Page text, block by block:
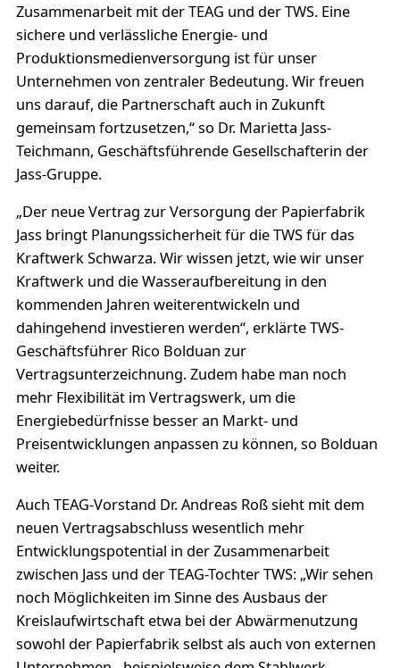
Zusammenarbeit mit der TEAG und der TWS. Eine
sichere und verlässliche Energie- und
Produktionsmedienversorgung ist für unser
Unternehmen von zentraler Bedeutung. Wir freuen
uns darauf, die Partnerschaft auch in Zukunft
gemeinsam fortzusetzen,“ so Dr. Marietta Jass-
Teichmann, Geschäftsführende Gesellschafterin der
Jass-Gruppe.
„Der neue Vertrag zur Versorgung der Papierfabrik
Jass bringt Planungssicherheit für die TWS für das
Kraftwerk Schwarza. Wir wissen jetzt, wie wir unser
Kraftwerk und die Wasseraufbereitung in den
kommenden Jahren weiterentwickeln und
dahingehend investieren werden“, erklärte TWS-
Geschäftsführer Rico Bolduan zur
Vertragsunterzeichnung. Zudem habe man noch
mehr Flexibilität im Vertragswerk, um die
Energiebedürfnisse besser an Markt- und
Preisentwicklungen anpassen zu können, so Bolduan
weiter.
Auch TEAG-Vorstand Dr. Andreas Roß sieht mit dem
neuen Vertragsabschluss wesentlich mehr
Entwicklungspotential in der Zusammenarbeit
zwischen Jass und der TEAG-Tochter TWS: „Wir sehen
noch Möglichkeiten im Sinne des Ausbaus der
Kreislaufwirtschaft etwa bei der Abwärmenutzung
sowohl der Papierfabrik selbst als auch von externen